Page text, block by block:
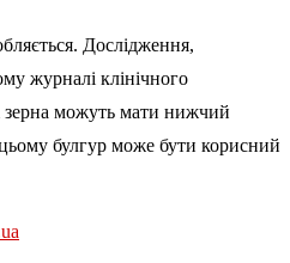
Дослідження,
журналі клінічного
зерна можуть мати нижчий
булгур може бути корисний